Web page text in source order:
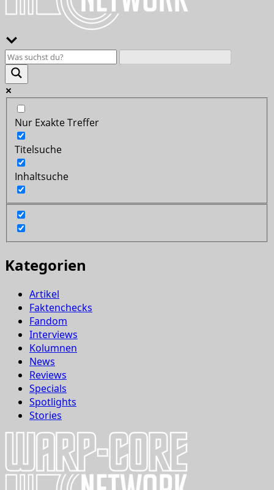
Nur Exakte Treffer
Titelsuche
Inhaltsuche
Kategorien
Artikel
Faktenchecks
Fandom
Interviews
Kolumnen
News
Reviews
Specials
Spotlights
Stories